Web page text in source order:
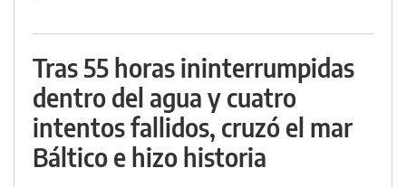
Tras 55 horas ininterrumpidas
dentro del agua y cuatro
intentos fallidos, cruzó el mar
Báltico e hizo historia